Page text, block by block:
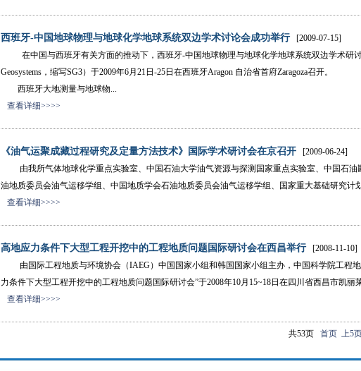
西班牙-中国地球物理与地球化学地球系统双边学术讨论会成功举行[2009-07-15]
在中国与西班牙有关方面的推动下，西班牙-中国地球物理与地球化学地球系统双边学术研讨会
Geosystems，缩写SG3）于2009年6月21日-25日在西班牙Aragon 自治省首府Zaragoza召开。
西班牙大地测量与地球物...
查看详细>>>>
《油气运聚成藏过程研究及定量方法技术》国际学术研讨会在京召开 [2009-06-24]
由我所气体地球化学重点实验室、中国石油大学油气资源与探测国家重点实验室、中国石油
油地质委员会油气运移学组、中国地质学会石油地质委员会油气运移学组、国家重大基础研究计
查看详细>>>>
高地应力条件下大型工程开挖中的工程地质问题国际研讨会在西昌举行[2008-11-10]
由国际工程地质与环境协会（IAEG）中国国家小组和韩国国家小组主办，中国科学院工程
力条件下大型工程开挖中的工程地质问题国际研讨会”于2008年10月15~18日在四川省西昌市凯丽
查看详细>>>>
共53页 首页 上5